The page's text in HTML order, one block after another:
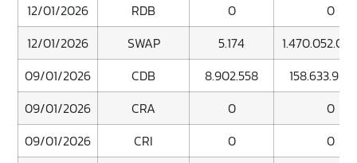
12/01/2026 RDB 0
0
12/01/2026
SWAP 5.174
09/01/2026
CDB 8.902.558
09/01/2026
CRA 0
0
09/01/2026
CRI 0
0